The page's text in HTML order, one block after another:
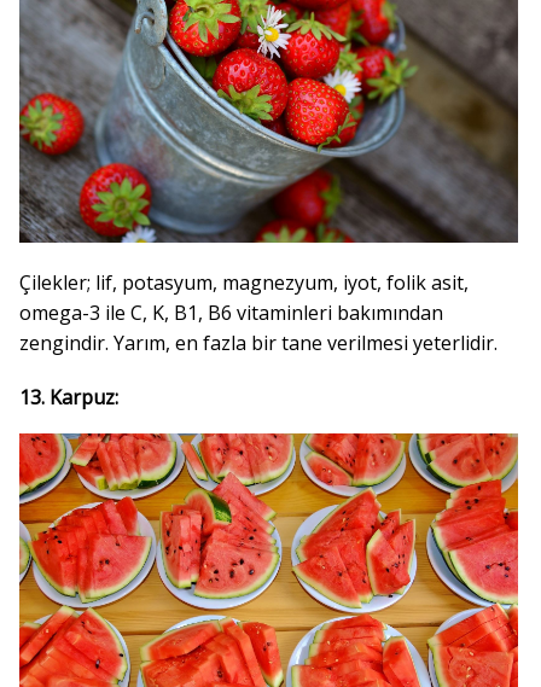
Çilekler; lif, potasyum, magnezyum, iyot, folik asit,
omega-3 ile C, K, B1, B6 vitaminleri bakımından
zengindir. Yarım, en fazla bir tane verilmesi yeterlidir.
13. Karpuz: